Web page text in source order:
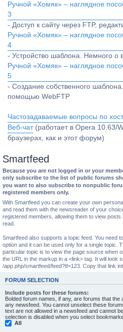
Ручной «Хомяк» – наглядное
3
- Доступ к сайту через FTP,
Ручной «Хомяк» – наглядное
4
- Устройство шаблона. Немного о
Ручной «Хомяк» – наглядное
5
- Создание собственного
помощью WebFTP
Частозадаваемые вопросы по
Веб-чат(работает в Opera 10.63/
браузерах, как и этот форум)
Smartfeed
Because you are not logged in or your
only subscribe to the list of public forums
you want to also subscribe to nonpublic
registered members only.
With Smartfeed you can create your own
and read them with the newsreader of your
registered members, allowing them to view
read.
Smartfeed also supports a topic feed. You need
option and it can be used only for a single topic.
particular topic is to view the page source when
the URL in the markup in a <link> tag. It will look
/app.php/smartfeed/feed?tf=123. Copy that link
FORUM SELECTION
Include posts for these forums:
Bolded forum names, if any, are forums that
any newsfeed. You cannot unselect these
text are not allowed in a newsfeed and cannot
selection is disabled when you select
All